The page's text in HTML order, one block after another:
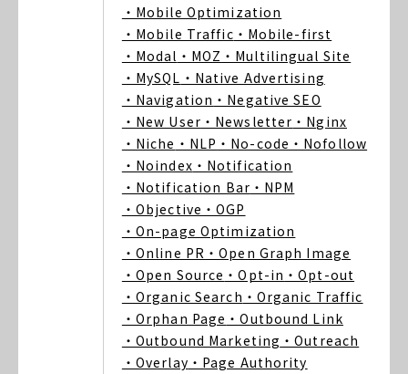
・Mobile Optimization
・Mobile Traffic ・Mobile-first
・Modal ・MOZ ・Multilingual Site
・MySQL ・Native Advertising
・Navigation ・Negative SEO
・New User ・Newsletter ・Nginx
・Niche ・NLP ・No-code ・Nofollow
・Noindex ・Notification
・Notification Bar ・NPM
・Objective ・OGP
・On-page Optimization
・Online PR ・Open Graph Image
・Open Source ・Opt-in ・Opt-out
・Organic Search ・Organic Traffic
・Orphan Page ・Outbound Link
・Outbound Marketing ・Outreach
・Overlay ・Page Authority